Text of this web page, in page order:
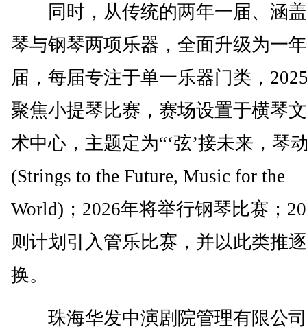
同时，从传统的两年一届、涵
琴与钢琴两项乐器，全面升级为一
届，每届专注于单一乐器门类，
聚焦小提琴比赛，赛场设置于横琴
术中心，主题定为“‘弦’接未来，琴
(Strings to the Future, Music for the
World)；2026年将举行钢琴比赛；
则计划引入管乐比赛，并以此类推
换。
珠海华发中演剧院管理有限公